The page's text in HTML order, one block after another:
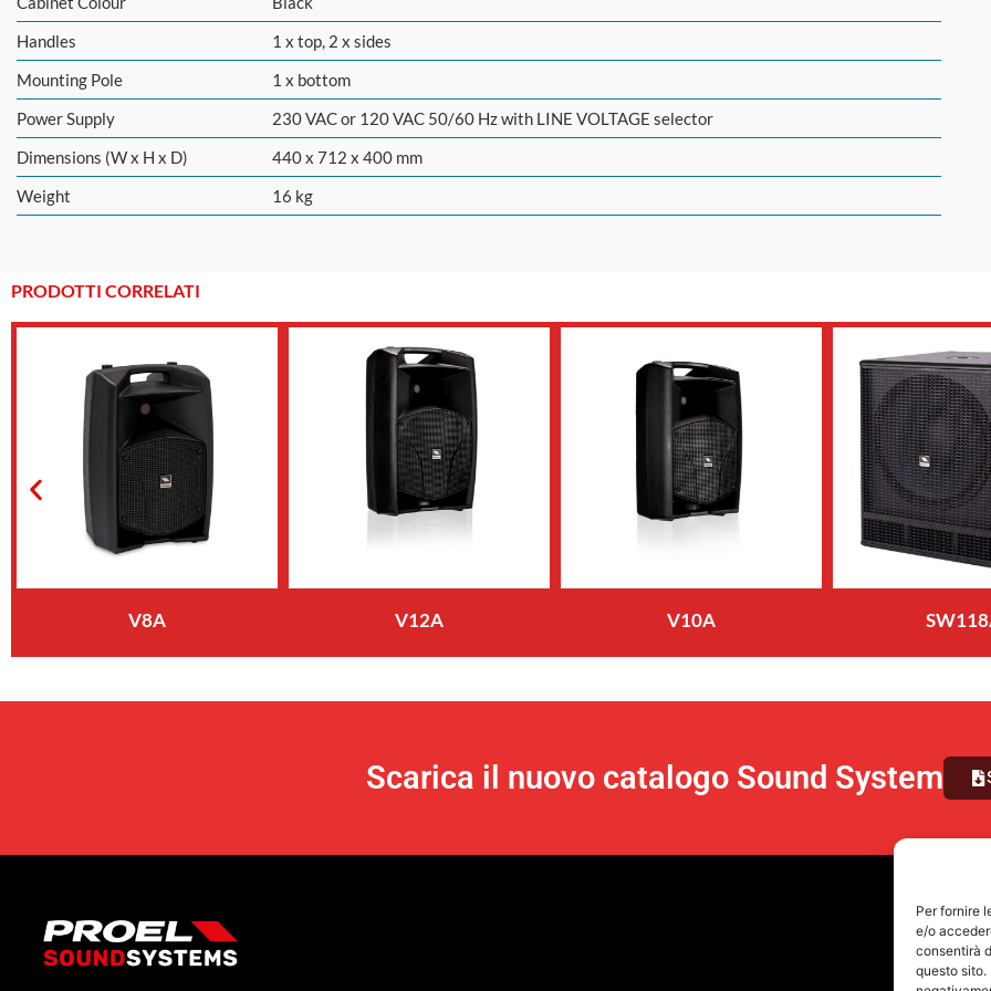
Per fornire
e/o
consentirà
questo sito.
Handles
1 x top, 2 x sides
Mounting Pole
1 x bottom
Power Supply
230 VAC or 120 VAC 50/60 Hz with LINE VOLTAGE selector
Dimensions (W x H x D)
440 x 712 x 400 mm
Weight
16 kg
PRODOTTI CORRELATI
V8A V12A V10A
Scarica il nuovo catalogo Sound System